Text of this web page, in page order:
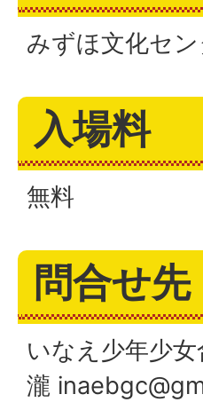
みずほ文化セ
入場料
無料
問合せ先
いなえ少年少女
瀧